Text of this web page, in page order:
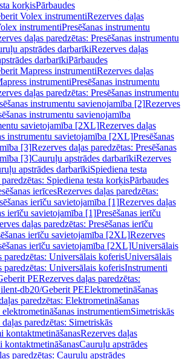
korķisPārbaudes
Volex instrumentiRezerves daļas
instrumentiPresēšanas instrumentu
daļas paredzētas: Presēšanas instrumentu
apstrādes darbarīkiRezerves daļas
darbarīkiPārbaudes
Mapress instrumentiRezerves daļas
instrumentiPresēšanas instrumentu
daļas paredzētas: Presēšanas instrumentu
instrumentu savienojamība [2]Rezerves
instrumentu savienojamība
savietojamība [2XL]Rezerves daļas
instrumentu savietojamība [2XL]Presēšanas
[3]Rezerves daļas paredzētas: Presēšanas
[3]Cauruļu apstrādes darbarīkiRezerves
apstrādes darbarīkiSpiediena testa
Spiediena testa korķisPārbaudes
ierīcesRezerves daļas paredzētas:
ierīču savietojamība [1]Rezerves daļas
ierīču savietojamība [1]Presēšanas ierīču
daļas paredzētas: Presēšanas ierīču
ierīču savietojamība [2XL]Rezerves
ierīču savietojamība [2XL]Universālais
paredzētas: Universālais koferisUniversālais
paredzētas: Universālais koferisInstrumenti
PERezerves daļas paredzētas:
db20/Geberit PEElektrometināšanas
paredzētas: Elektrometināšanas
instrumentiemSimetriskās
paredzētas: Simetriskās
kontaktmetināšanasRezerves daļas
kontaktmetināšanasCauruļu apstrādes
paredzētas: Cauruļu apstrādes